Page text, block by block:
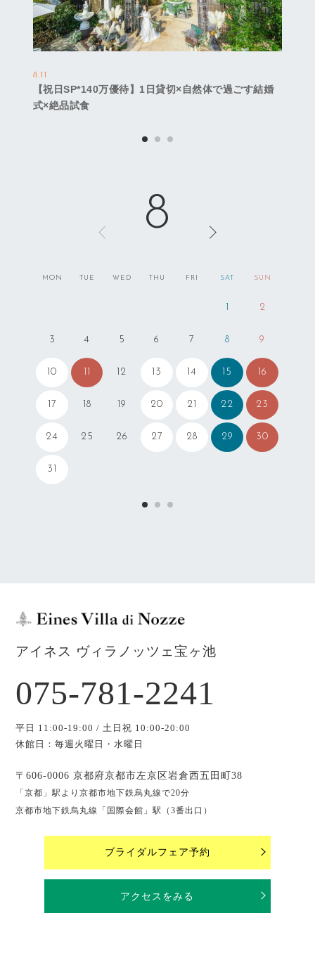
8.11
【祝日SP*140万優待】1日貸切×自然体で過ごす結婚
式×絶品試食
8
MON TUE WED THU FRI SAT SUN
1 2
3 4 5 6 7 8 9
10 12 13 14 15 16
17 18 19 20 21 22 23
24 25 26 27 28 29 30
31
アイネス ヴィラノッツェ宝ヶ池
075-781-2241
平日 11:00-19:00 / 土日祝 10:00-20:00
休館日：毎週火曜日・水曜日
〒606-0006 京都府京都市左京区岩倉西五田町38
「京都」駅より京都市地下鉄烏丸線で20分
京都市地下鉄烏丸線「国際会館」駅（3番出口）
ブライダルフェア予約
アクセスをみる